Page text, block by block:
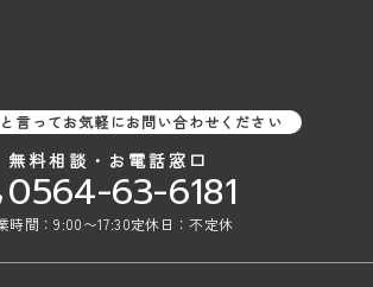
言ってお気軽にお問い合わせください
無料相談・お電話窓口
0564-63-6181
時間：9:00〜17:30定休日：不定休